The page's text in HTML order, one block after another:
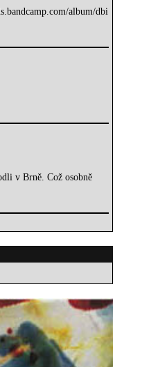
album/dbi
v Brně. Což osobně